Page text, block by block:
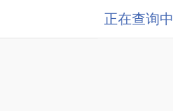
正在查询中